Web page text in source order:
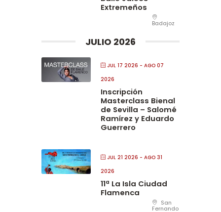
Extremeños
Badajoz
JULIO 2026
JUL 17 2026 - AGO 07
2026
Inscripción
Masterclass Bienal
de Sevilla – Salomé
Ramírez y Eduardo
Guerrero
JUL 21 2026 - AGO 31
2026
11ª La Isla Ciudad
Flamenca
San
Fernando